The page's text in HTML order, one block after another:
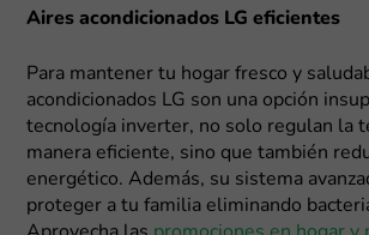
Aires acondicionados LG eficientes
Para mantener tu hogar fresco y
acondicionados LG son una opción
tecnología inverter, no solo regulan la
manera eficiente, sino que también
energético. Además, su sistema
proteger a tu familia eliminando